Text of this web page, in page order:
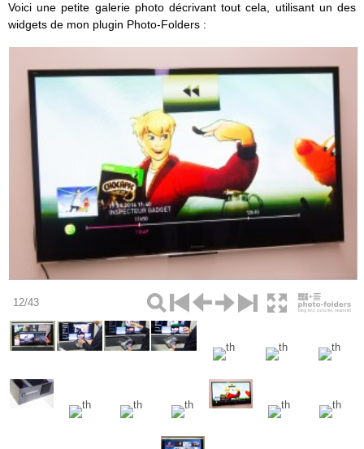
Voici une petite galerie photo décrivant tout cela, utilisant un des
widgets de mon plugin Photo-Folders :
12/43